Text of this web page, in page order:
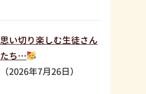
思い切り楽しむ生徒さん
たち…
（2026年7月26日）